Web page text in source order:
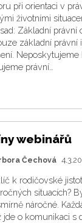
při orientaci v
životními
Základní právní
základní právní
právní…
webinářů
Čechová
k rodičovské
situacích?
náročné.
o komunikaci s